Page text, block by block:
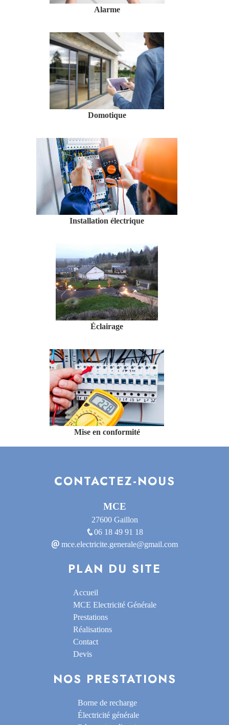
Alarme
Domotique
Installation électrique
Éclairage
Mise en conformité
CONTACTEZ-NOUS
MCE
27600 Gaillon
06 18 49 91 18
mce.electricite.generale@gmail.com
PLAN DU SITE
Accueil
MCE Electricité Générale
Prestations
Réalisations
Contact
Devis
NOS PRESTATIONS
Borne de recharge
Électricité générale